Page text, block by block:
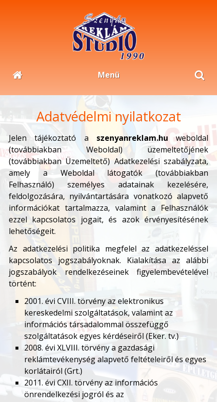
Menü
Adatvédelmi nyilatkozat
Jelen tájékoztató a szenyanreklam.hu weboldal
(továbbiakban Weboldal) üzemeltetőjének
(továbbiakban Üzemeltető) Adatkezelési szabályzata,
amely a Weboldal látogatók (továbbiakban
Felhasználó) személyes adatainak kezelésére,
feldolgozására, nyilvántartására vonatkozó alapvető
információkat tartalmazza, valamint a Felhasználók
ezzel kapcsolatos jogait, és azok érvényesítésének
lehetőségeit.
Az adatkezelési politika megfelel az adatkezeléssel
kapcsolatos jogszabályoknak. Kialakítása az alábbi
jogszabályok rendelkezéseinek figyelembevételével
történt:
2001. évi CVIII. törvény az elektronikus
kereskedelmi szolgáltatások, valamint az
információs társadalommal összefüggő
szolgáltatások egyes kérdéseiről (Eker. tv.)
2008. évi XLVIII. törvény a gazdasági
reklámtevékenység alapvető feltételeiről és egyes
korlátairól (Grt.)
2011. évi CXII. törvény az információs
önrendelkezési jogról és az